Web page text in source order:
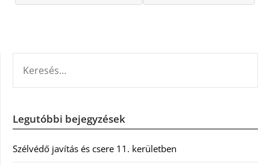
Legutóbbi bejegyzések
Szélvédő javítás és csere 11. kerületben